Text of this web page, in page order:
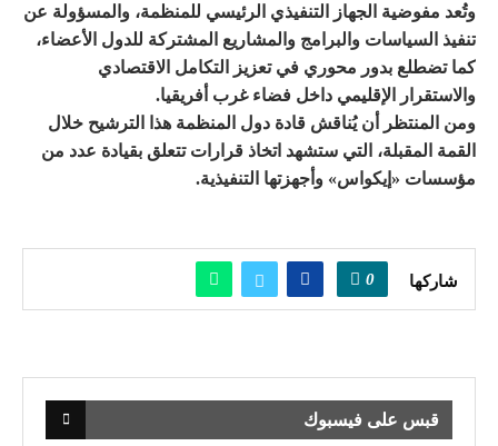
وتُعد مفوضية الجهاز التنفيذي الرئيسي للمنظمة، والمسؤولة عن
تنفيذ السياسات والبرامج والمشاريع المشتركة للدول الأعضاء،
كما تضطلع بدور محوري في تعزيز التكامل الاقتصادي
والاستقرار الإقليمي داخل فضاء غرب أفريقيا.
ومن المنتظر أن يُناقش قادة دول المنظمة هذا الترشيح خلال
القمة المقبلة، التي ستشهد اتخاذ قرارات تتعلق بقيادة عدد من
مؤسسات «إيكواس» وأجهزتها التنفيذية.
شاركها 0
قبس على فيسبوك